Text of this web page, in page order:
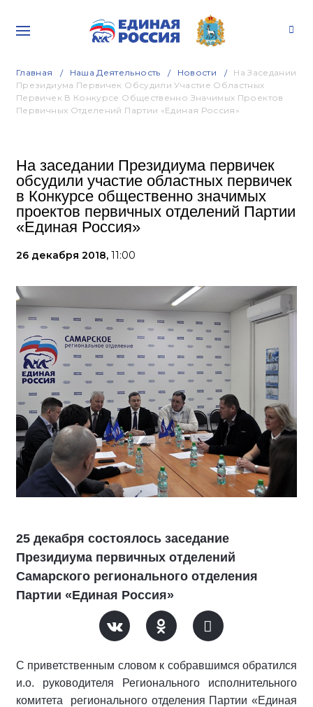
Главная Наша Деятельность Новости
На Заседании
Президиума Первичек Обсудили Участие Областных
Первичек В Конкурсе Общественно Значимых Проектов
Первичных Отделений Партии «Единая Россия»
На заседании Президиума первичек
обсудили участие областных первичек
в Конкурсе общественно значимых
проектов первичных отделений Партии
«Единая Россия»
26 декабря 2018, 11:00
25 декабря состоялось заседание
Президиума первичных отделений
Самарского регионального отделения
Партии «Единая Россия»
С приветственным словом к собравшимся обратился
и.о. руководителя Регионального исполнительного
комитета регионального отделения Партии «Единая